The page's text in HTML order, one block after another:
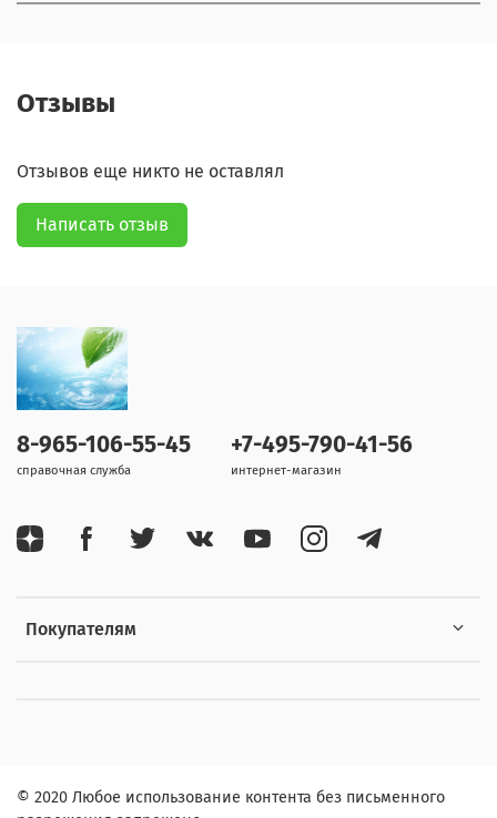
Отзывы
Отзывов еще никто не оставлял
Написать отзыв
Покупателям
8-965-106-55-45
справочная служба
+7-495-790-41-56
интернет-магазин
© 2020 Любое использование контента без письменного